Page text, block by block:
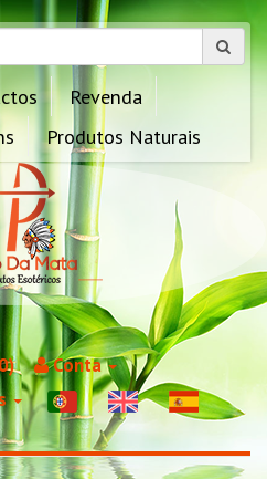
Revenda
Produtos Naturais
Conta